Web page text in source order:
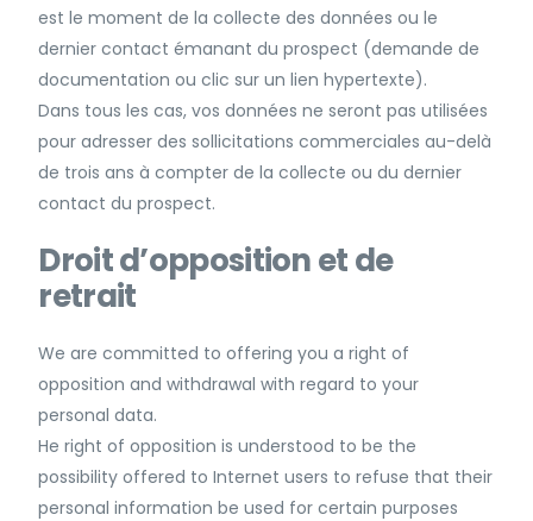
est le moment de la collecte des données ou le
dernier contact émanant du prospect (demande de
documentation ou clic sur un lien hypertexte).
Dans tous les cas, vos données ne seront pas utilisées
pour adresser des sollicitations commerciales au-delà
de trois ans à compter de la collecte ou du dernier
contact du prospect.
Droit d’opposition et de
retrait
We are committed to offering you a right of
opposition and withdrawal with regard to your
personal data.
He right of opposition is understood to be the
possibility offered to Internet users to refuse that their
personal information be used for certain purposes